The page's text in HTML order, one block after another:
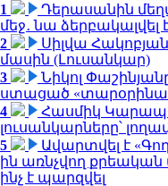
1
Դերասանին
մեջ․ նա ձերբակալվել
2
Սիլվա
մասին (Լուսանկար)
3
Նիկոլ
ստացած
4
Հասմիկ
լուսանկարները՝
5
Ավարտվել է «Գող
ին առնչվող քրեական
ինչ է պարզվել